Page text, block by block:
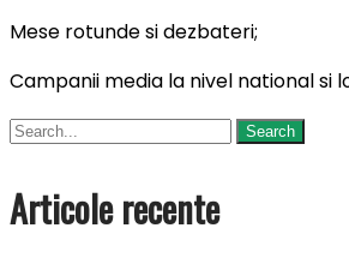
Mese rotunde si dezbateri;
Campanii media la nivel national si
Articole recente